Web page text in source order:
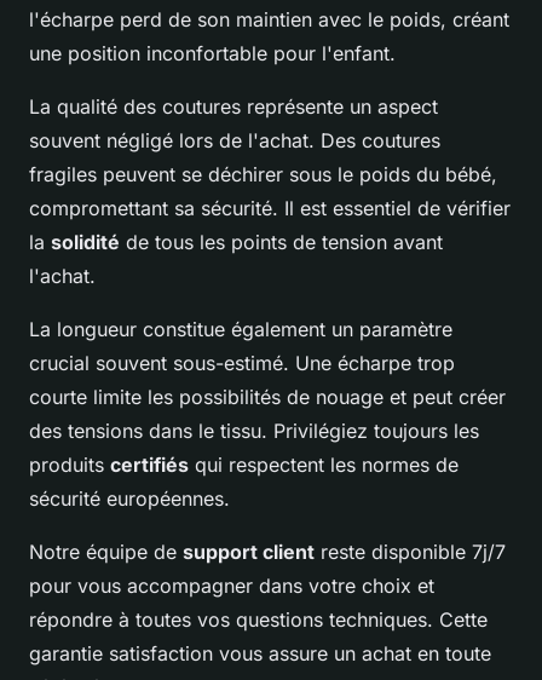
l'écharpe perd de son maintien avec le poids, créant
une position inconfortable pour l'enfant.
La qualité des coutures représente un aspect
souvent négligé lors de l'achat. Des coutures
fragiles peuvent se déchirer sous le poids du bébé,
compromettant sa sécurité. Il est essentiel de vérifier
la solidité de tous les points de tension avant
l'achat.
La longueur constitue également un paramètre
crucial souvent sous-estimé. Une écharpe trop
courte limite les possibilités de nouage et peut créer
des tensions dans le tissu. Privilégiez toujours les
produits certifiés qui respectent les normes de
sécurité européennes.
Notre équipe de support client reste disponible 7j/7
pour vous accompagner dans votre choix et
répondre à toutes vos questions techniques. Cette
garantie satisfaction vous assure un achat en toute